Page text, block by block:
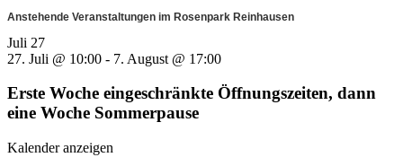
Anstehende Veranstaltungen im Rosenpark Reinhausen
Juli 27
27. Juli @ 10:00 - 7. August @ 17:00
Erste Woche eingeschränkte Öffnungszeiten, dann
eine Woche Sommerpause
Kalender anzeigen